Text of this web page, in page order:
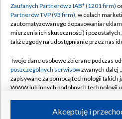
Emisja w TVP
Centrum informacji TVP
Naziemna Telewizja Cyfrowa
Rada Programowa
System NOS
Informacje o nadawcy
Program dla prasy
Polityka
Moje
Zaufanych Partnerów z IAB* (1201 firm)
Partnerów TVP (93 firm), w celach
zautomatyzowanego dopasowania
mierzenia ich skuteczności) i
także zgody na udostępnianie przez nas
Twoje dane osobowe zbierane podczas
poszczególnych serwisówzwanych dalej
zapisywane za pomocą technologii takich
WWW lub innych podobnych technologii
ruchu w Internecie.Akceptuję i